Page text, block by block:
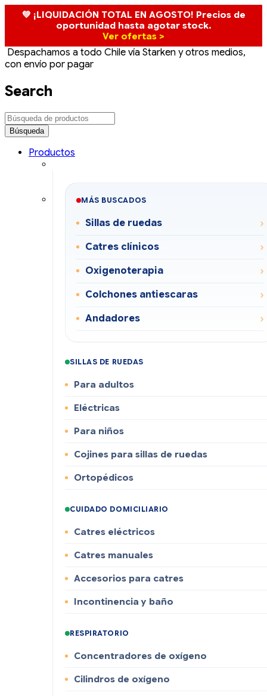
💚 ¡LIQUIDACIÓN TOTAL EN AGOSTO! Precios de
oportunidad hasta agotar stock.
Ver ofertas >
Despachamos a todo Chile vía Starken y otros medios,
con envío por pagar
Search
Productos
MÁS BUSCADOS
Sillas de ruedas
Catres clínicos
Oxigenoterapia
Colchones antiescaras
Andadores
SILLAS DE RUEDAS
Para adultos
Eléctricas
Para niños
Cojines para sillas de ruedas
Ortopédicos
CUIDADO DOMICILIARIO
Catres eléctricos
Catres manuales
Accesorios para catres
Incontinencia y baño
RESPIRATORIO
Concentradores de oxígeno
Cilindros de oxígeno